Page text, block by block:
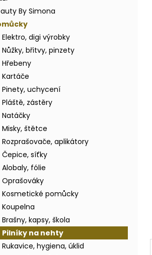
By Simona
Elektro, digi výrobky
Nůžky, břitvy, pinzety
Hřebeny
Kartáče
Pinety, uchycení
Pláště, zástěry
Natáčky
Misky, štětce
Rozprašovače, aplikátory
Čepice, síťky
Alobaly, fólie
Oprašováky
Kosmetické pomůcky
Koupelna
Brašny, kapsy, škola
Pilníky na nehty
Rukavice, hygiena, úklid
BY SIMONA BANÁN ORGANICKÉ
VYRÁBĚNÉ BAMBUCKÉ MÁSLO